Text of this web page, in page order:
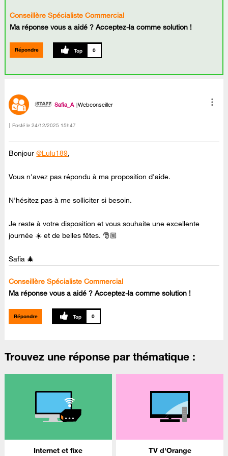
Conseillère Spécialiste Commercial
Ma réponse vous a aidé ? Acceptez-la comme solution !
Répondre 0
Safia_A Webconseiller
Posté le ‎24/12/2025 15h47
Bonjour@Lulu189,
Vous n'avez pas répondu à ma proposition d'aide.
N'hésitez pas à me solliciter si besoin.
Je reste à votre disposition et vous souhaite une excellente
journée ☀️ et de belles fêtes. 🎅🏼
Safia 🎄
Conseillère Spécialiste Commercial
Ma réponse vous a aidé ? Acceptez-la comme solution !
Répondre 0
Trouvez une réponse par thématique :
Internet et fixe TV d'Orange